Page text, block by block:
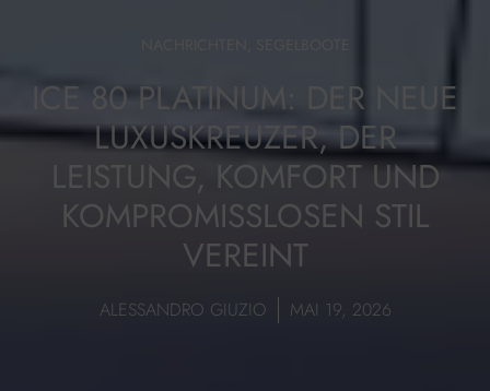
ICE 80 PLATINUM: DER NEUE
LUXUSKREUZER, DER
LEISTUNG, KOMFORT UND
KOMPROMISSLOSEN STIL
VEREINT
ALESSANDRO GIUZIO MAI 19, 2026